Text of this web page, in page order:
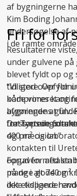
af bygningerne
Kim Boding
undersøgelse af
i de ramte
Fri for
Resultaterne
under gulvene
blevet fyldt op og
tidligere.
komprimeret og
bygningens gulv.
fra Topsoe
“Vi stod over for
både vores
afgørende at
forstyrrede
og præcision.”
Det
400 m² og
kontakten til
opgaven med
på de i alt 740
det
Forud for aftalen
mange gode og
ikke tidligere